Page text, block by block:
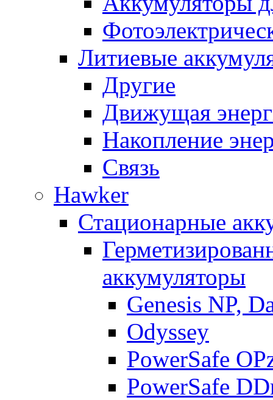
Литиевые
Другие
Движущая
Накопление
Связь
Hawker
Стационарные
аккумуляторы
Genesis NP,
Odyssey
PowerSafe
PowerSafe